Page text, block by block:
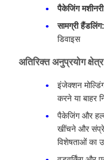
पैकेजिंग
सामग्री हैंडलिंग:
डिवाइस
अतिरिक्त अनुप्रयोग क्षेत्र
इंजेक्शन
करने या बाहर
पैकेजिंग और
खींचने और
विशेषताओं का